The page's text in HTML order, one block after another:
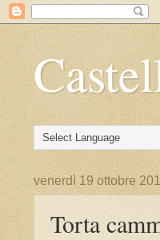
venerdì 19 ottobre
Torta